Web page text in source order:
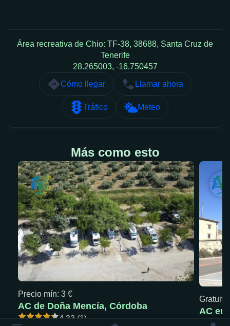
Área recreativa de Chio: TF-38, 38688, Santa Cruz de
Tenerife
28.265003, -16.750457
Cómo llegar
Llamar ahora
Tráfico Meteo
Más como esto
Precio mín: 3 €
AC de Doña Mencía, Córdoba
4.33 (1)
Gratuita
AC en